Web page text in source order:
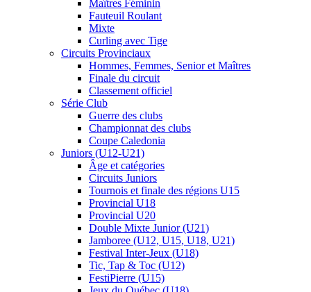
Maîtres Féminin
Fauteuil Roulant
Mixte
Curling avec Tige
Circuits Provinciaux
Hommes, Femmes, Senior et Maîtres
Finale du circuit
Classement officiel
Série Club
Guerre des clubs
Championnat des clubs
Coupe Caledonia
Juniors (U12-U21)
Âge et catégories
Circuits Juniors
Tournois et finale des régions U15
Provincial U18
Provincial U20
Double Mixte Junior (U21)
Jamboree (U12, U15, U18, U21)
Festival Inter-Jeux (U18)
Tic, Tap & Toc (U12)
FestiPierre (U15)